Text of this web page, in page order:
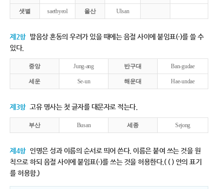
샛별 saetbyeol 울산 Ulsan
제2항 발음상 혼동의 우려가 있을 때에는 음절 사이에 붙임표(-)를 쓸 수
있다.
중앙 Jung-ang 반구대 Ban-gudae
세운 Se-un 해운대 Hae-undae
제3항 고유 명사는 첫 글자를 대문자로 적는다.
부산 Busan 세종 Sejong
제4항 인명은 성과 이름의 순서로 띄어 쓴다. 이름은 붙여 쓰는 것을 원
칙으로 하되 음절 사이에 붙임표(-)를 쓰는 것을 허용한다.( ( ) 안의 표기
를 허용함.)